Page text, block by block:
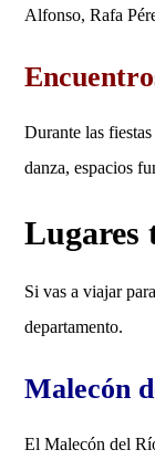
Alfonso, Rafa
Durante las
danza, espacios
Lugares
Si vas a viajar
departamento.
Malecón
El Malecón del